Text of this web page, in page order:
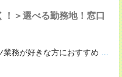
！＞選べる勤務地！窓口
務が好きな方におすすめ ...